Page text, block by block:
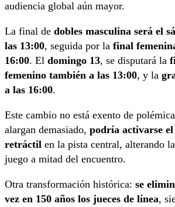
audiencia global aún mayor.
La final de dobles masculina será el
las 13:00, seguida por la final
16:00. El domingo 13, se disputará la
femenino también a las 13:00, y la
a las 16:00.
Este cambio no está exento de
alargan demasiado, podría activarse
retráctil en la pista central, alterando
juego a mitad del encuentro.
Otra transformación histórica: se
vez en 150 años los jueces de línea,